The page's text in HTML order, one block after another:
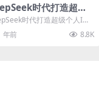
时代打造超级
IP，放大营销势能10
上
时代打造超级个人I
大营销势能100倍以上 课程
10...
年前 8.8K